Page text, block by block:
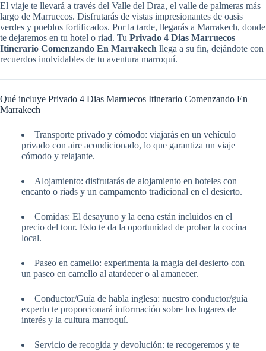
El viaje te llevará a través del Valle del Draa, el valle de palmeras más
largo de Marruecos. Disfrutarás de vistas impresionantes de oasis
verdes y pueblos fortificados. Por la tarde, llegarás a Marrakech, donde
te dejaremos en tu hotel o riad. Tu Privado 4 Dias Marruecos
Itinerario Comenzando En Marrakech llega a su fin, dejándote con
recuerdos inolvidables de tu aventura marroquí.
Qué incluye Privado 4 Dias Marruecos Itinerario Comenzando En
Marrakech
Transporte privado y cómodo: viajarás en un vehículo
privado con aire acondicionado, lo que garantiza un viaje
cómodo y relajante.
Alojamiento: disfrutarás de alojamiento en hoteles con
encanto o riads y un campamento tradicional en el desierto.
Comidas: El desayuno y la cena están incluidos en el
precio del tour. Esto te da la oportunidad de probar la cocina
local.
Paseo en camello: experimenta la magia del desierto con
un paseo en camello al atardecer o al amanecer.
Conductor/Guía de habla inglesa: nuestro conductor/guía
experto te proporcionará información sobre los lugares de
interés y la cultura marroquí.
Servicio de recogida y devolución: te recogeremos y te